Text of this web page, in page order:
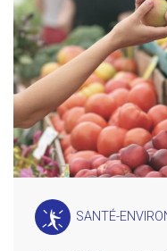
SANTÉ-